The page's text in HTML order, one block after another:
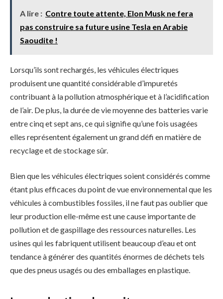
A lire : Contre toute attente, Elon Musk ne fera
pas construire sa future usine Tesla en Arabie
Saoudite !
Lorsqu’ils sont rechargés, les véhicules électriques
produisent une quantité considérable d’impuretés
contribuant à la pollution atmosphérique et à l’acidification
de l’air. De plus, la durée de vie moyenne des batteries varie
entre cinq et sept ans, ce qui signifie qu’une fois usagées
elles représentent également un grand défi en matière de
recyclage et de stockage sûr.
Bien que les véhicules électriques soient considérés comme
étant plus efficaces du point de vue environnemental que les
véhicules à combustibles fossiles, il ne faut pas oublier que
leur production elle-même est une cause importante de
pollution et de gaspillage des ressources naturelles. Les
usines qui les fabriquent utilisent beaucoup d’eau et ont
tendance à générer des quantités énormes de déchets tels
que des pneus usagés ou des emballages en plastique.